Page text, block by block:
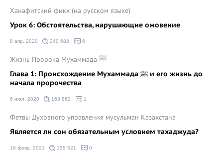
Ханафитский фикх (на русском языке)
Урок 6: Обстоятельства, нарушающие омовение
8 апр. 2020 240 682 6
Жизнь Пророка Мухаммада ﷺ
Глава 1: Происхождение Мухаммада ﷺ и его жизнь до
начала пророчества
6 июл. 2020 163 862 1
Фетвы Духовного управления мусульман Казахстана
Является ли сон обязательным условием тахаджуда?
16 февр. 2021 155 521 0